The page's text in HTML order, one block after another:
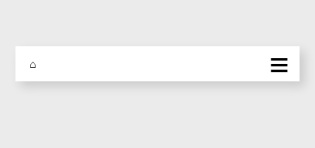
⌂ ≡